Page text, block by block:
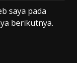
saya pada
berikutnya.